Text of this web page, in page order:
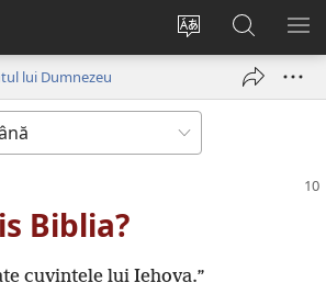
Schimbaţi
ului
Conectează-
o
Căutați
pe
JW.ORG
lui Dumnezeu
Biblia?
cuvintele lui Iehova.”